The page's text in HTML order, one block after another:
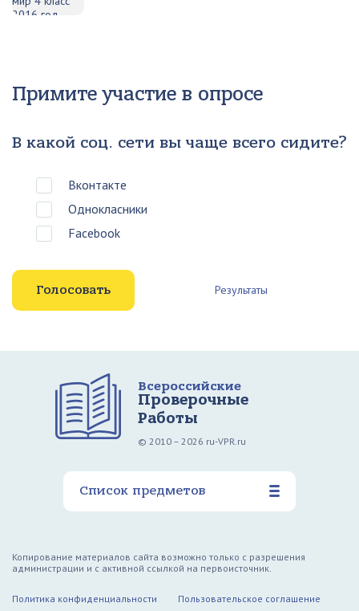
Примите участие в опросе
В какой соц. сети вы чаще всего сидите?
Вконтакте
Однокласники
Facebook
Результаты
Всероссийские
Проверочные
Работы
© 2010 – 2026 ru-VPR.ru
Список предметов
Копирование материалов сайта возможно только с разрешения
администрации и с активной ссылкой на первоисточник.
Политика конфиденциальности Пользовательское соглашение